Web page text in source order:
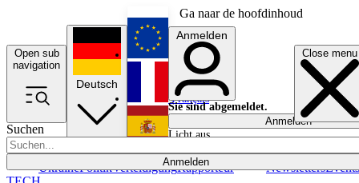
Ga naar de hoofdinhoud
Open sub
navigation
Close menu
Suchen
Anmelden
UkrainePolitikVerteidigungRapporteur NewslettersEvents
Deutsch
English
Français
Anmelden
Sie sind abgemeldet.
Anmelden
Licht aus